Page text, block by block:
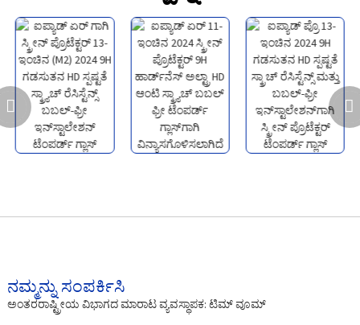
ನಮ್ಮನ್ನು ಸಂಪರ್ಕಿಸಿ
ಅಂತರರಾಷ್ಟ್ರೀಯ ವಿಭಾಗದ ಮಾರಾಟ ವ್ಯವಸ್ಥಾಪಕ: ಟಿಮ್ ವೂಮ್